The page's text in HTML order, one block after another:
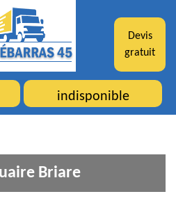
Devis
gratuit
indisponible
Briare